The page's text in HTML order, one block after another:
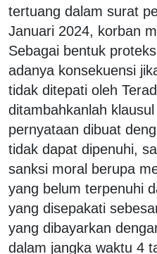
tertuang dalam surat
Januari 2024, korban
Sebagai bentuk
adanya konsekuensi
tidak ditepati oleh
ditambahkanlah
pernyataan dibuat
tidak dapat dipenuhi,
sanksi moral berupa
yang belum terpenuhi
yang disepakati
yang dibayarkan
dalam jangka waktu 4